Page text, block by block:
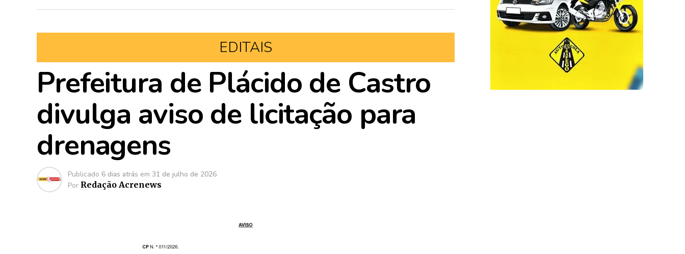
EDITAIS
Prefeitura de Plácido de Castro
divulga aviso de licitação para
drenagens
Publicado 6 dias atrás em 31 de julho de 2026
Por Redação Acrenews